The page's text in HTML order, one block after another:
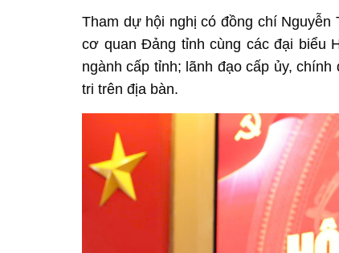
Tham dự hội nghị có đồng chí
cơ quan Đảng tỉnh cùng các đại biểu
ngành cấp tỉnh; lãnh đạo cấp ủy,
tri trên địa bàn.